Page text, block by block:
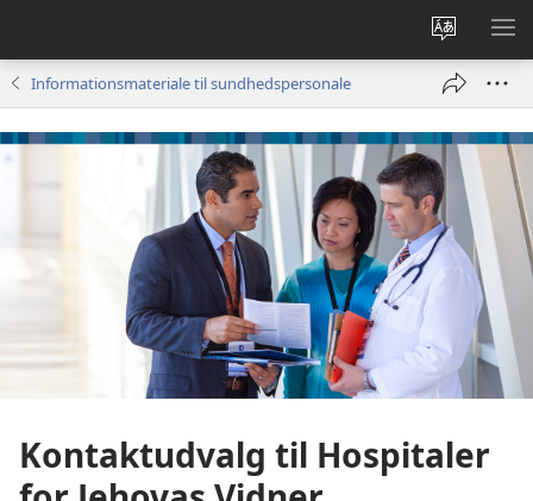
Vælg
sprog
VIS
Informationsmateriale til sundhedspersonale
Kontaktudvalg til Hospitaler